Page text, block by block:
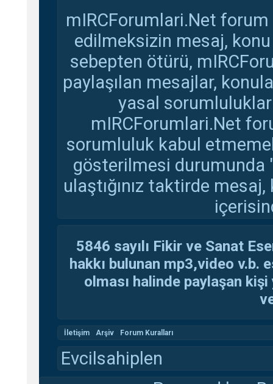
mIRCForumlari.Net
edilmeksizin mesaj,
sebepten ötürü,
paylaşılan mesajlar,
yasal
mIRCForumlari.Net
sorumluluk kabul
gösterilmesi durumunda
ulaştığınız taktirde
5846 sayılı Fikir ve Sanat
hakkı bulunan mp3,video v.b.
olması halinde paylaşan
İletişim Arşiv Forum Kuralları
Evcilsahiplen